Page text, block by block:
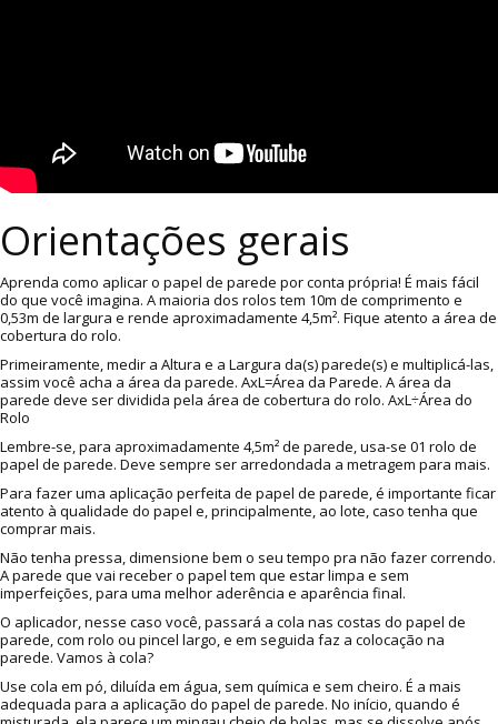
Orientações gerais
Aprenda como aplicar o papel de parede por conta própria! É mais fácil
do que você imagina. A maioria dos rolos tem 10m de comprimento e
0,53m de largura e rende aproximadamente 4,5m². Fique atento a área de
cobertura do rolo.
Primeiramente, medir a Altura e a Largura da(s) parede(s) e multiplicá-las,
assim você acha a área da parede. AxL=Área da Parede. A área da
parede deve ser dividida pela área de cobertura do rolo. AxL÷Área do
Rolo
Lembre-se, para aproximadamente 4,5m² de parede, usa-se 01 rolo de
papel de parede. Deve sempre ser arredondada a metragem para mais.
Para fazer uma aplicação perfeita de papel de parede, é importante ficar
atento à qualidade do papel e, principalmente, ao lote, caso tenha que
comprar mais.
Não tenha pressa, dimensione bem o seu tempo pra não fazer correndo.
A parede que vai receber o papel tem que estar limpa e sem
imperfeições, para uma melhor aderência e aparência final.
O aplicador, nesse caso você, passará a cola nas costas do papel de
parede, com rolo ou pincel largo, e em seguida faz a colocação na
parede. Vamos à cola?
Use cola em pó, diluída em água, sem química e sem cheiro. É a mais
adequada para a aplicação do papel de parede. No início, quando é